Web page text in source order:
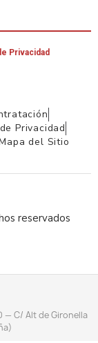
Privacidad
Privacidad
del Sitio
reservados
— C/ Alt de Gironella